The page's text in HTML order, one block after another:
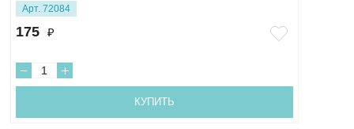
Арт. 72084
175 ₽
КУПИТЬ